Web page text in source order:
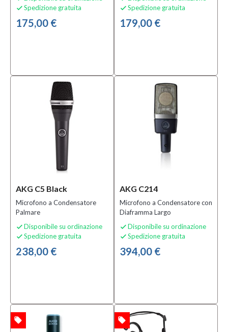
 Spedizione gratuita
175,00 €
 Spedizione gratuita
179,00 €
AKG C5 Black
Microfono a Condensatore
Palmare
 Disponibile su ordinazione
 Spedizione gratuita
238,00 €
AKG C214
Microfono a Condensatore con
Diaframma Largo
 Disponibile su ordinazione
 Spedizione gratuita
394,00 €
local_offer local_offer